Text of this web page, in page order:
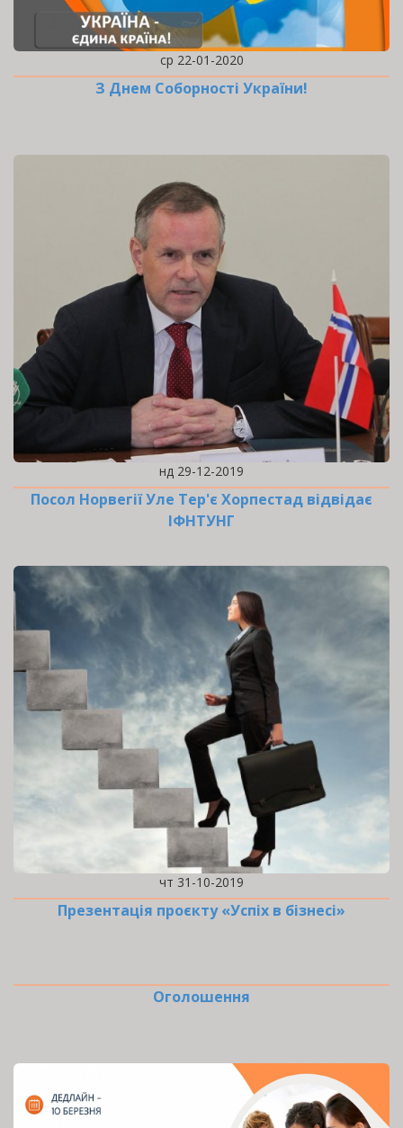
ср 22-01-2020
З Днем Соборності України!
нд 29-12-2019
Посол Норвегії Уле Тер'є Хорпестад відвідає
ІФНТУНГ
чт 31-10-2019
Презентація проєкту «Успіх в бізнесі»
Оголошення